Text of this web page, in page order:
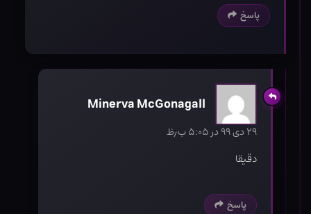
پاسخ
Minerva McGonagall
۲۹ دی ۹۹ در ۵:۰۵ ب٫ظ
دقیقا
پاسخ